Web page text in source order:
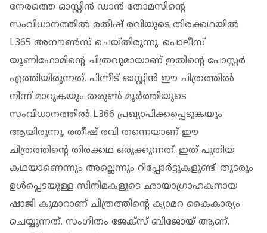
നേരത്തെ ഓസ്റ്റിന്‍ ഡാന്‍ തോമസിന്റെ
സംവിധാനത്തില്‍ രതീഷ് രവിയുടെ തിരക്കഥയില്‍
L365 അനൗണ്‍സ് ചെയ്തിരുന്നു. പൊലീസ്
യൂണിഫോമിന്റെ ചിത്രവുമായാണ് ഇതിന്റെ പോസ്റ്റര്‍
എത്തിയിരുന്നത്. പിന്നീട് ഓസ്റ്റിന്‍ ഈ ചിത്രത്തില്‍
നിന്ന് മാറുകയും തരുണ്‍ മൂര്‍ത്തിയുടെ
സംവിധാനത്തില്‍ L366 പ്രഖ്യാപിക്കപ്പെടുകയും
ആയിരുന്നു. രതീഷ് രവി തന്നെയാണ് ഈ
ചിത്രത്തിന്റെ തിരക്കഥ ഒരുക്കുന്നത്. ഇത് പുതിയ
കഥയാണെന്നും അല്ലെന്നും റിപ്പോര്‍ട്ടുകളുണ്ട്. തുടരും
ഉള്‍പ്പെടയുള്ള സിനിമകളുടെ ഛായാഗ്രാഹകനായ
ഷാജി കുമാറാണ് ചിത്രത്തിന്റെ ക്യാമറ കൈകാര്യം
ചെയ്യുന്നത്. സംഗീതം ജേക്‌സ് ബിജോയ് ആണ്.